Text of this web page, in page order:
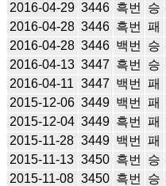
2016-04-29 3446 흑번 승
2016-04-28 3446 흑번 패
2016-04-28 3446 백번 승
2016-04-13 3447 흑번 승
2016-04-11 3447 백번 패
2015-12-06 3449 백번 패
2015-12-04 3449 흑번 패
2015-11-28 3449 백번 패
2015-11-13 3450 흑번 승
2015-11-08 3450 흑번 승